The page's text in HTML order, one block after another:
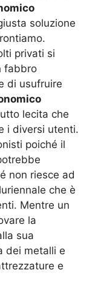
soluzione
privati si
fabbro
di usufruire
lecita che
i diversi utenti.
poiché il
non riesce ad
che è
Mentre un
la
sua
dei metalli e
e